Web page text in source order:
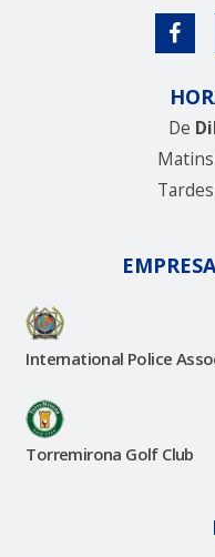
De
International Police
Torremirona Golf Club